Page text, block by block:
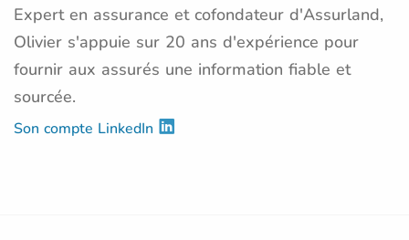
Expert en assurance et cofondateur d'Assurland,
Olivier s'appuie sur 20 ans d'expérience pour
fournir aux assurés une information fiable et
sourcée.
Son compte LinkedIn